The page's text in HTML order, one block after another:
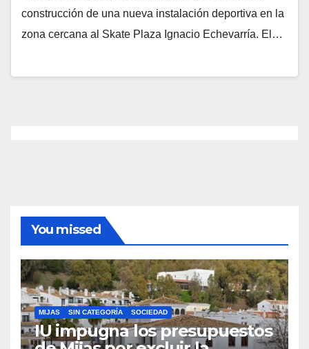
construcción de una nueva instalación deportiva en la
zona cercana al Skate Plaza Ignacio Echevarría. El…
You missed
MIJAS SIN CATEGORÍA SOCIEDAD
IU impugna los presupuestos